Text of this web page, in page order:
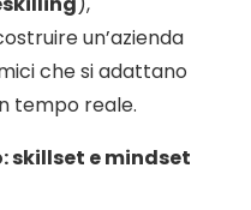
un’azienda
che si adattano
tempo reale.
skillset e mindset